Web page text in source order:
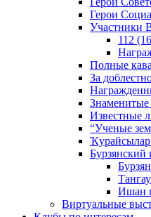
Герои
Участники
112
Полные
За
Известные
“Ученые
Ҡурайсылар
Бурзянский
Бурзян
Ишан
Виртуальные